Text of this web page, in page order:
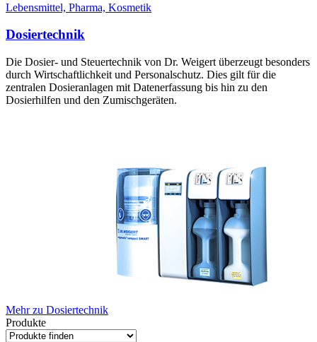
Lebensmittel, Pharma, Kosmetik
Dosiertechnik
Die Dosier- und Steuertechnik von Dr. Weigert überzeugt besonders
durch Wirtschaftlichkeit und Personalschutz. Dies gilt für die
zentralen Dosieranlagen mit Datenerfassung bis hin zu den
Dosierhilfen und den Zumischgeräten.
Mehr zu Dosiertechnik
Produkte